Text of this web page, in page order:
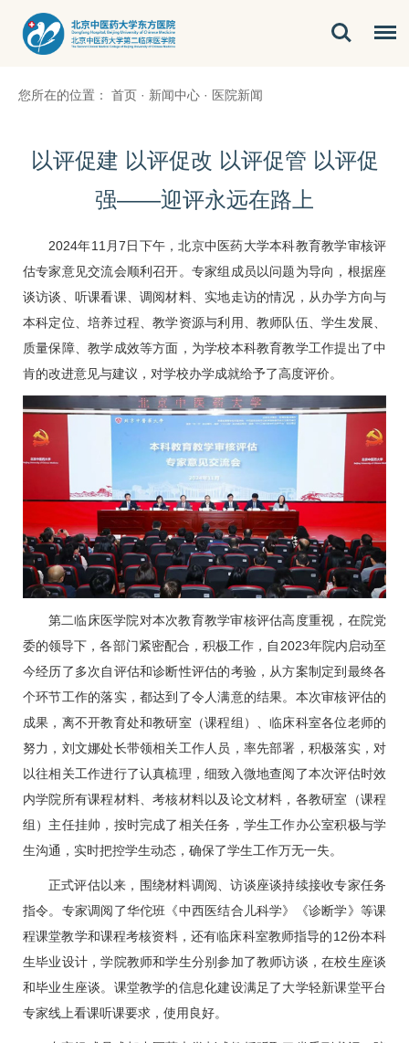
您所在的位置： 首页 · 新闻中心 · 医院新闻
以评促建 以评促改 以评促管 以评促
强——迎评永远在路上
2024年11月7日下午，北京中医药大学本科教育教学审核评
估专家意见交流会顺利召开。专家组成员以问题为导向，根据座
谈访谈、听课看课、调阅材料、实地走访的情况，从办学方向与
本科定位、培养过程、教学资源与利用、教师队伍、学生发展、
质量保障、教学成效等方面，为学校本科教育教学工作提出了中
肯的改进意见与建议，对学校办学成就给予了高度评价。
第二临床医学院对本次教育教学审核评估高度重视，在院党
委的领导下，各部门紧密配合，积极工作，自2023年院内启动至
今经历了多次自评估和诊断性评估的考验，从方案制定到最终各
个环节工作的落实，都达到了令人满意的结果。本次审核评估的
成果，离不开教育处和教研室（课程组）、临床科室各位老师的
努力， 刘文娜处长带领相关工作人员，率先部署，积极落实，对
以往相关工作进行了认真梳理，细致入微地查阅了本次评估时效
内学院所有课程材料、考核材料以及论文材料，各教研室（课程
组）主任挂帅，按时完成了相关任务，学生工作办公室积极与学
生沟通，实时把控学生动态，确保了学生工作万无一失。
正式评估以来，围绕材料调阅、访谈座谈持续接收专家任务
指令。专家调阅了华佗班《中西医结合儿科学》《诊断学》等课
程课堂教学和课程考核资料，还有临床科室教师指导的12份本科
生毕业设计，学院教师和学生分别参加了教师访谈，在校生座谈
和毕业生座谈。课堂教学的信息化建设满足了大学轻新课堂平台
专家线上看课听课要求，使用良好。